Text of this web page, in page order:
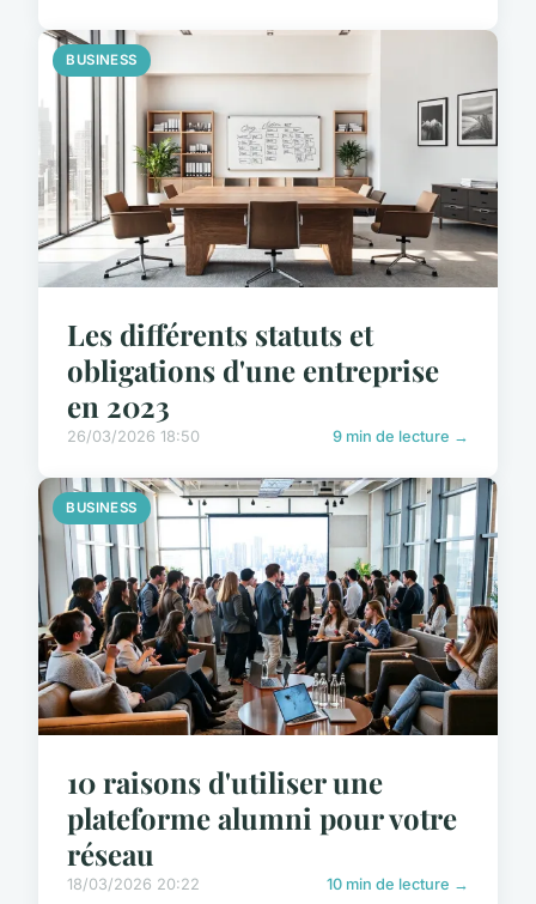
BUSINESS
Les différents statuts et
obligations d'une entreprise
en 2023
26/03/2026 18:50 9 min de lecture →
BUSINESS
10 raisons d'utiliser une
plateforme alumni pour votre
réseau
18/03/2026 20:22 10 min de lecture →